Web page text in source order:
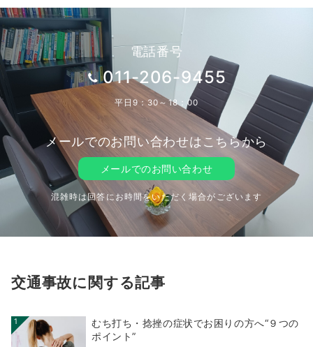
電話番号
011-206-9455
平日9：30～18：00
メールでのお問い合わせはこちらから
メールでのお問い合わせ
混雑時は回答にお時間をいただく場合がございます
交通事故に関する記事
1
むち打ち・捻挫の症状でお困りの方へ“９つの
ポイント”